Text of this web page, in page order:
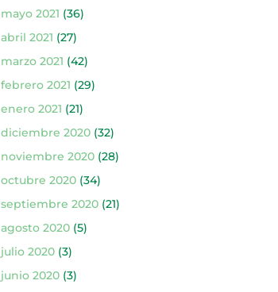
mayo 2021 (36)
abril 2021 (27)
marzo 2021 (42)
febrero 2021 (29)
enero 2021 (21)
diciembre 2020(32)
noviembre 2020(28)
octubre 2020(34)
septiembre 2020(21)
agosto 2020(5)
julio 2020(3)
junio 2020(3)